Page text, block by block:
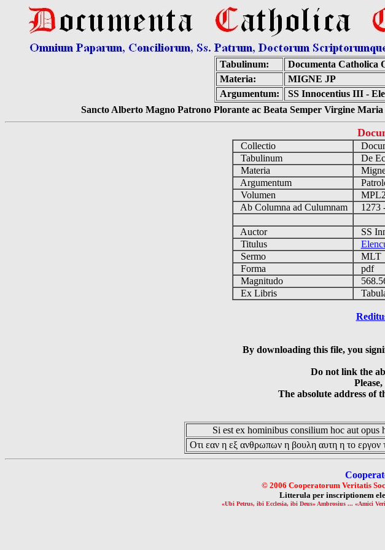
Tabulinum:
Documenta Catholica
Materia:
MIGNE JP
Argumentum:
SS Innocentius III -
Sancto Alberto Magno Patrono Plorante ac Beata Semper Virgine
Collectio
Tabulinum
De
Materia
Argumentum
Volumen
Ab Columna ad Culumnam
1273
Auctor
SS
Titulus
Sermo
MLT
Forma
pdf
Magnitudo
Ex Libris
By downloading this file, you
Do not link the
The absolute address of
Si est ex hominibus consilium hoc aut opus
Οτι εαν η εξ ανθρωπων η βουλη αυτη η το εργον
© 2006 Cooperatorum Veritatis
Litterula per inscriptionem
«Ubi Petrus, ibi Ecclesia, ibi Deus» Ambrosius ... «Amici